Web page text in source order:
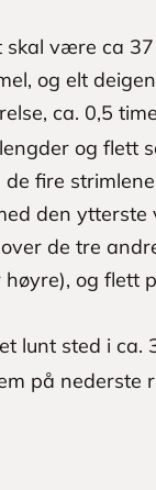
være ca
og elt
ca. 0,5
og flett
fire
den ytterste
de tre
og flett
lunt sted i ca.
på nederste